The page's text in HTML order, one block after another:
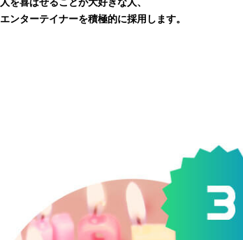
人を喜ばせることが大好きな人、
エンターテイナーを積極的に採用します。